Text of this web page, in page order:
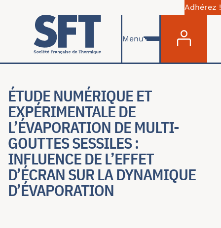
Aller au contenu principal
Adhérez !
Menu
ÉTUDE NUMÉRIQUE ET
EXPÉRIMENTALE DE
L’ÉVAPORATION DE MULTI-
GOUTTES SESSILES :
INFLUENCE DE L’EFFET
D’ÉCRAN SUR LA DYNAMIQUE
D’ÉVAPORATION